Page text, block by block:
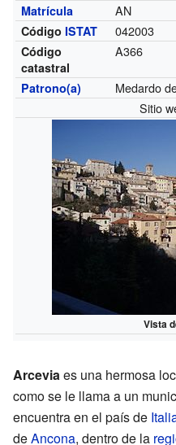
Matrícula AN
Código ISTAT 042003
Código
catastral
A366
Patrono(a)
Medardo
Sitio
Vista
Arceviaes una hermosa
como se le llama a un
encuentra en el país de
deAncona, dentro de la